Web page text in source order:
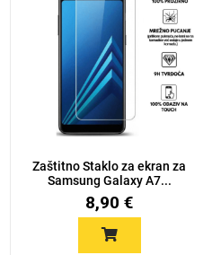
Zaštitno Staklo za ekran za
Samsung Galaxy A7...
8,90 €
Feel Good
Preklopne maskice